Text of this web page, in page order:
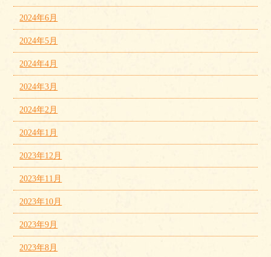
2024年6月
2024年5月
2024年4月
2024年3月
2024年2月
2024年1月
2023年12月
2023年11月
2023年10月
2023年9月
2023年8月